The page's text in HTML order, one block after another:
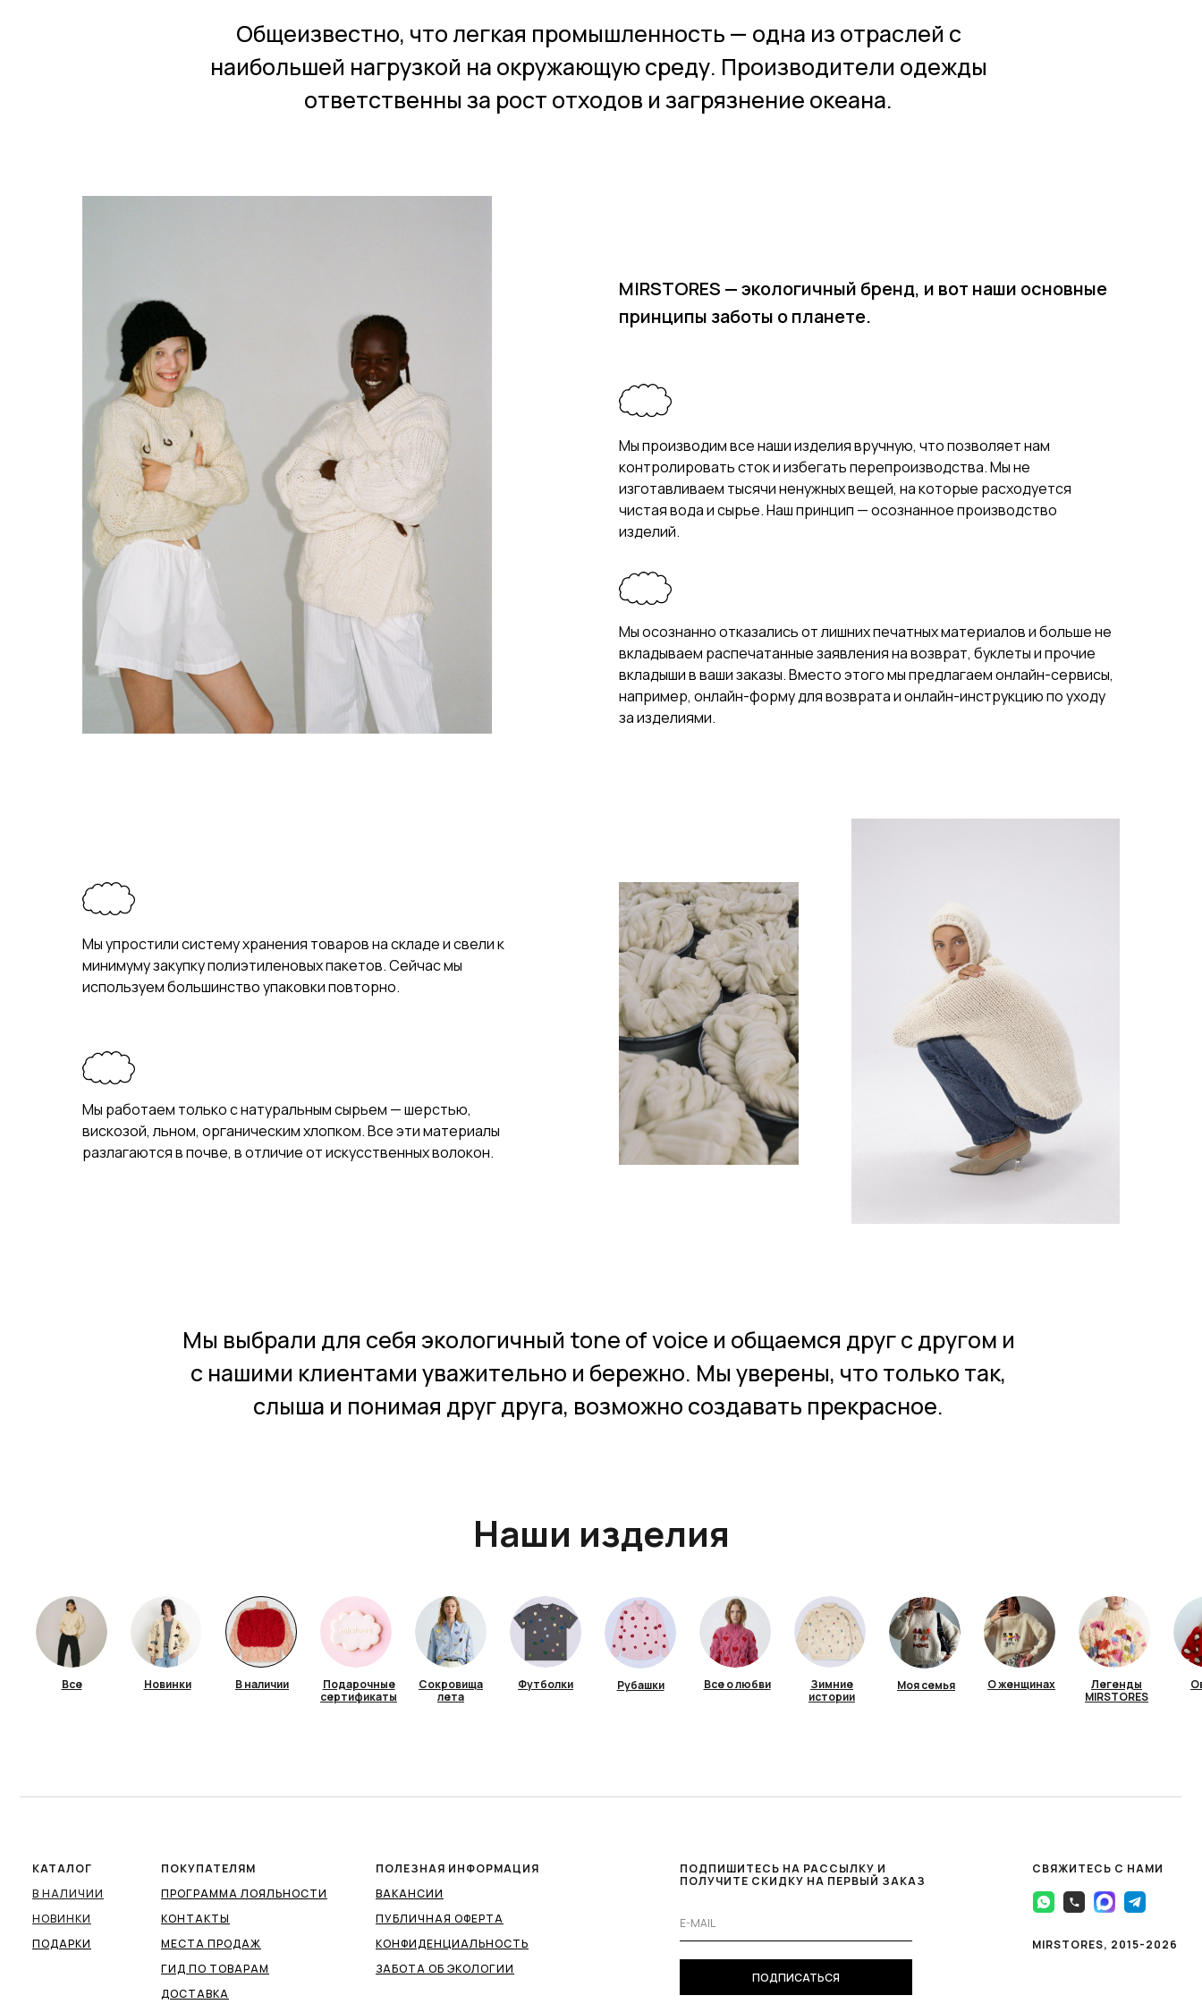
Общеизвестно, что легкая промышленность — одна из отраслей с
наибольшей нагрузкой на окружающую среду. Производители одежды
ответственны за рост отходов и загрязнение океана.
MIRSTORES — экологичный бренд, и вот наши основные
принципы заботы о планете.
Мы производим все наши изделия вручную, что позволяет нам
контролировать сток и избегать перепроизводства. Мы не
изготавливаем тысячи ненужных вещей, на которые расходуется
чистая вода и сырье. Наш принцип — осознанное производство
изделий.
Мы осознанно отказались от лишних печатных материалов и больше не
вкладываем распечатанные заявления на возврат, буклеты и прочие
вкладыши в ваши заказы. Вместо этого мы предлагаем онлайн-сервисы,
например, онлайн-форму для возврата и онлайн-инструкцию по уходу
за изделиями.
Мы упростили систему хранения товаров на складе и свели к
минимуму закупку полиэтиленовых пакетов. Сейчас мы
используем большинство упаковки повторно.
Мы работаем только с натуральным сырьем — шерстью,
вискозой, льном, органическим хлопком. Все эти материалы
разлагаются в почве, в отличие от искусственных волокон.
Мы выбрали для себя экологичный tone of voice и общаемся друг с другом и
с нашими клиентами уважительно и бережно. Мы уверены, что только так,
слыша и понимая друг друга, возможно создавать прекрасное.
Наши изделия
Новинки
Все Моя семья О женщинах
В наличии
Легенды
MIRSTORES
Подарочные
сертификаты
Зимние
истории
Все о любви
Сокровища
лета
Футболки Рубашки
ПОКУПАТЕЛЯМ
ПРОГРАММА ЛОЯЛЬНОСТИ
КОНТАКТЫ
МЕСТА ПРОДАЖ
ГИД ПО ТОВАРАМ
ДОСТАВКА
ПОЛЕЗНАЯ ИНФОРМАЦИЯ
ВАКАНСИИ
ПУБЛИЧНАЯ ОФЕРТА
КОНФИДЕНЦИАЛЬНОСТЬ
ЗАБОТА ОБ ЭКОЛОГИИ
ПОДПИШИТЕСЬ НА РАССЫЛКУ И
ПОЛУЧИТЕ СКИДКУ НА ПЕРВЫЙ ЗАКАЗ
ПОДПИСАТЬСЯ
СВЯЖИТЕСЬ С НАМИ
КАТАЛОГ
В НАЛИЧИИ
НОВИНКИ
ПОДАРКИ
MIRSTORES, 2015-2026